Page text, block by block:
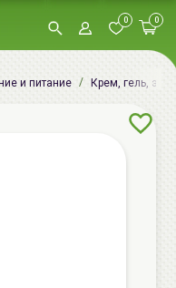
0 0
и питание Крем, гель,